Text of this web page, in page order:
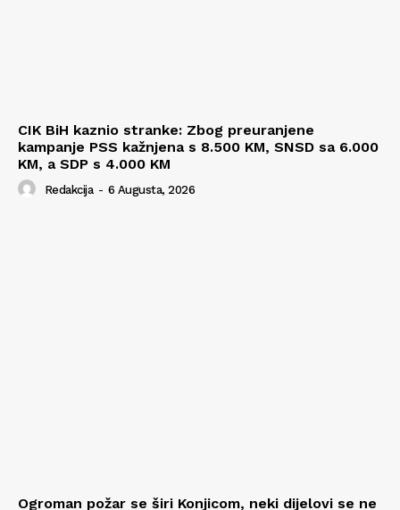
CIK BiH kaznio stranke: Zbog preuranjene
kampanje PSS kažnjena s 8.500 KM, SNSD sa 6.000
KM, a SDP s 4.000 KM
Redakcija - 6 Augusta, 2026
Ogroman požar se širi Konjicom, neki dijelovi se ne